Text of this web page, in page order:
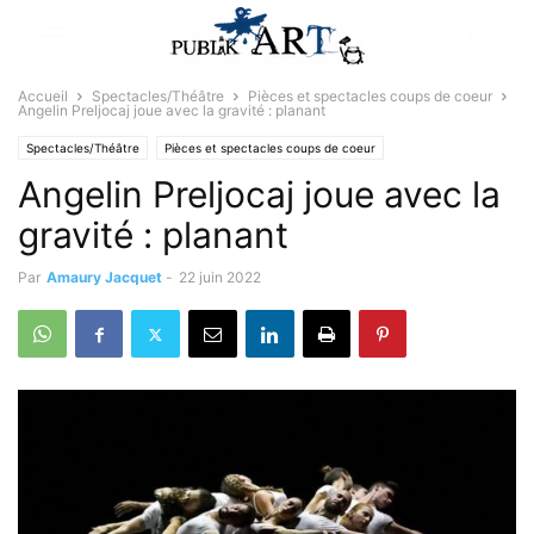
Accueil Spectacles/Théâtre
Pièces et spectacles coups de coeur
Angelin Preljocaj joue avec la gravité : planant
Spectacles/Théâtre Pièces et spectacles coups de coeur
Angelin Preljocaj joue avec la
gravité : planant
Par Amaury Jacquet - 22 juin 2022